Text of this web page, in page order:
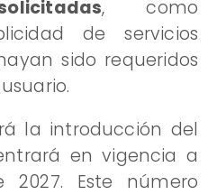
, como
de servicios
sido requeridos
la introducción del
en vigencia a
Este número